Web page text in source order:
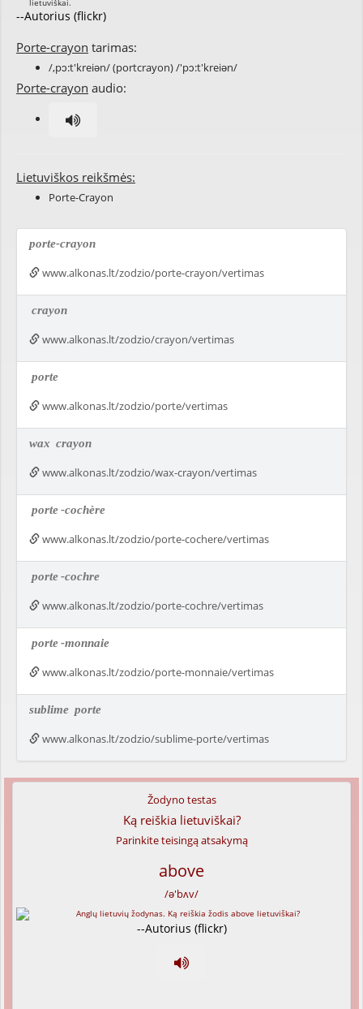
--Autorius (flickr)
Porte-crayon tarimas:
/,pɔ:t'kreiən/ (portcrayon) /'pɔ:t'kreiən/
Porte-crayon audio:
Lietuviškos reikšmės:
Porte-Crayon
porte-crayon
www.alkonas.lt/zodzio/porte-crayon/vertimas
crayon
www.alkonas.lt/zodzio/crayon/vertimas
porte
www.alkonas.lt/zodzio/porte/vertimas
wax crayon
www.alkonas.lt/zodzio/wax-crayon/vertimas
porte-cochère
www.alkonas.lt/zodzio/porte-cochere/vertimas
porte-cochre
www.alkonas.lt/zodzio/porte-cochre/vertimas
porte-monnaie
www.alkonas.lt/zodzio/porte-monnaie/vertimas
sublime porte
www.alkonas.lt/zodzio/sublime-porte/vertimas
Žodyno testas
Ką reiškia lietuviškai?
Parinkite teisingą atsakymą
above
/ə'bʌv/
--Autorius (flickr)